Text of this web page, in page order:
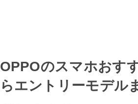
OPPOのスマホおす
らエントリーモデル